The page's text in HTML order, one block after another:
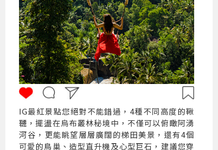
IG最紅景點您絕對不能錯過，4種不同高度的鞦
韆，擺盪在烏布叢林秘境中，不僅可以俯瞰阿湧
河谷，更能眺望層層廣闊的梯田美景，還有4個
可愛的鳥巢、造型直升機及心型巨石，建議您穿